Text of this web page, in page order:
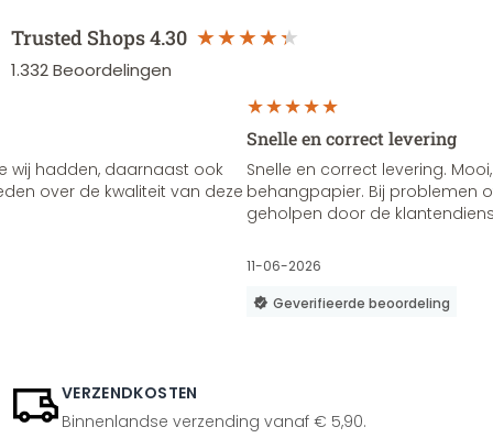
Trusted Shops4.30
1.332Beoordelingen
wij hadden, daarnaast ook
over de kwaliteit van deze
Snelle en correct levering
Snelle en correct levering.
behangpapier. Bij problemen
geholpen door de
11-06-2026
Geverifieerde beoordeling
VERZENDKOSTEN
Binnenlandse verzending vanaf € 5,90.